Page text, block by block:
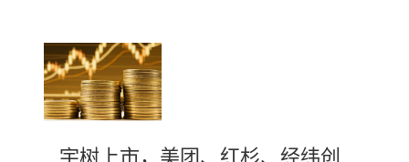
宇树上市，美团、红杉、经纬创